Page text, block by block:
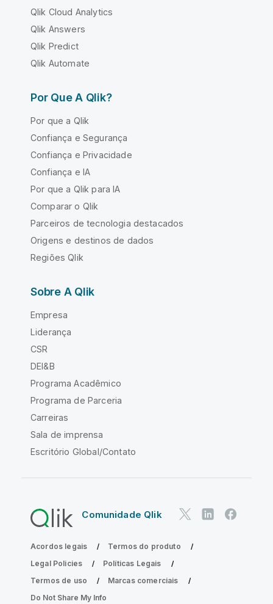
Qlik Cloud Analytics
Qlik Answers
Qlik Predict
Qlik Automate
Por Que A Qlik?
Por que a Qlik
Confiança e Segurança
Confiança e Privacidade
Confiança e IA
Por que a Qlik para IA
Comparar o Qlik
Parceiros de tecnologia destacados
Origens e destinos de dados
Regiões Qlik
Sobre A Qlik
Empresa
Liderança
CSR
DEI&B
Programa Acadêmico
Programa de Parceria
Carreiras
Sala de imprensa
Escritório Global/Contato
Comunidade Qlik
Acordos legais
Termos do produto
Legal Policies
Políticas Legais
Termos de uso
Marcas comerciais
Do Not Share My Info